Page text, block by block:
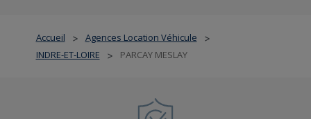
Accueil > Agences Location Véhicule >
INDRE-ET-LOIRE > PARCAY MESLAY